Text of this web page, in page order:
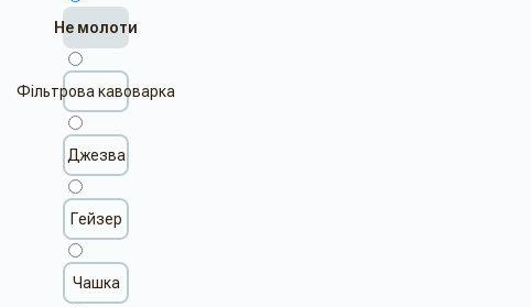
Не молоти
Фільтрова кавоварка
Джезва
Гейзер
Чашка